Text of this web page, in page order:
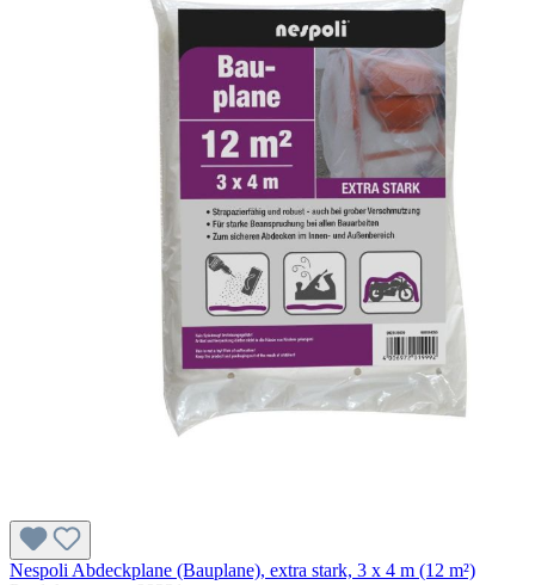
Nespoli Abdeckplane (Bauplane), extra stark, 3 x 4 m (12 m²)